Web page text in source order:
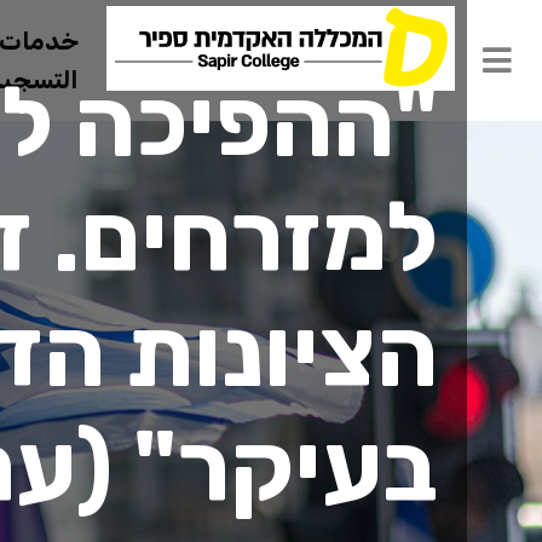
خدمات
الصفحة الرئيسية חדשות
"ההפיכה
למזרחים.
הציונות
בעיקר"